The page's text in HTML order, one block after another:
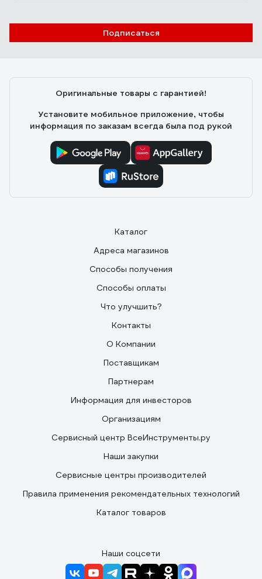
Подписаться
Оригинальные товары с гарантией!
Установите мобильное приложение, чтобы
информация по заказам всегда была под рукой
Каталог
Адреса магазинов
Способы получения
Способы оплаты
Что улучшить?
Контакты
О Компании
Поставщикам
Партнерам
Информация для инвесторов
Организациям
Сервисный центр ВсеИнструменты.ру
Наши закупки
Сервисные центры производителей
Правила применения рекомендательных технологий
Каталог товаров
Наши соцсети